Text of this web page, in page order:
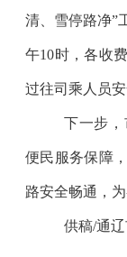
清、雪停路净”
午10时，各收
过往司乘人员安
下一步
便民服务保障
路安全畅通，
供稿/通